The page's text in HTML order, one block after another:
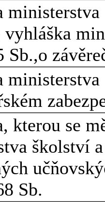
vyhláška
Sb.,o
kterou se
školství
Sb.